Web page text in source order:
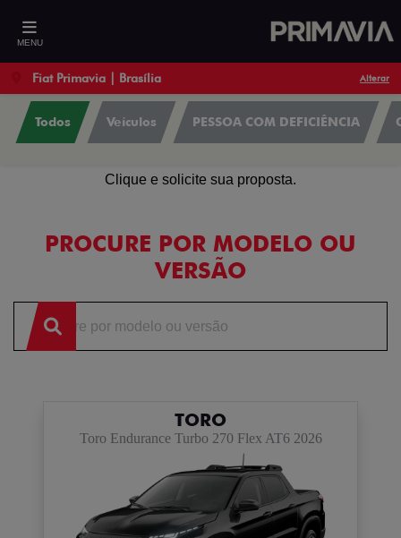
MENU
Fiat Primavia | Brasília Alterar
Todos Veículos PESSOA COM DEFICIÊNCIA
OFERTAS
Clique e solicite sua proposta.
PROCURE POR MODELO OU
VERSÃO
TORO
Toro Endurance Turbo 270 Flex AT6 2026